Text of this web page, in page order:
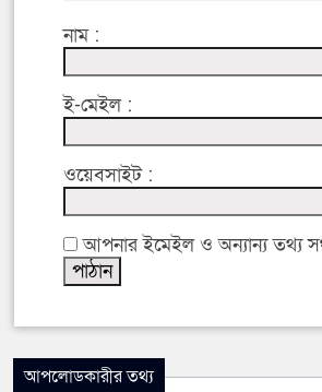
নাম :
ই-মেইল :
ওয়েবসাইট :
আপনার ইমেইল ও অন্যান্য তথ্য
আপলোডকারীর তথ্য